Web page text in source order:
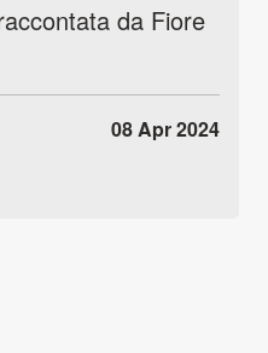
da Fiore
08 Apr 2024